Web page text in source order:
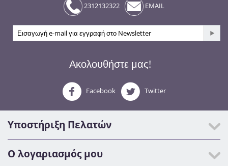
2312132322 EMAIL
Ακολουθήστε μας!
Facebook Twitter
Υποστήριξη Πελατών
Ο λογαριασμός μου